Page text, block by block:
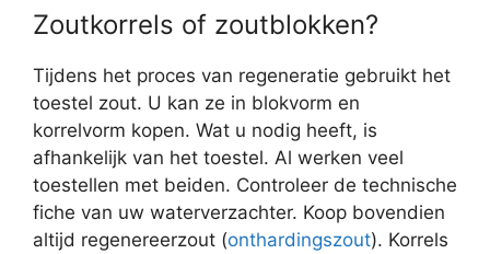
Zoutkorrels of zoutblokken?
Tijdens het proces van regeneratie gebruikt het
toestel zout. U kan ze in blokvorm en
korrelvorm kopen. Wat u nodig heeft, is
afhankelijk van het toestel. Al werken veel
toestellen met beiden. Controleer de technische
fiche van uw waterverzachter. Koop bovendien
altijd regenereerzout (onthardingszout). Korrels